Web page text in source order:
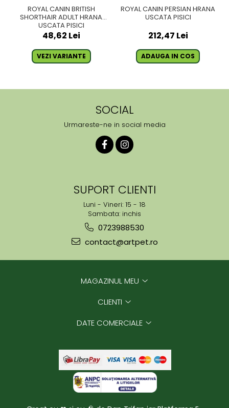
ROYAL CANIN BRITISH
SHORTHAIR ADULT HRANA
USCATA PISICI
48,62 Lei
VEZI VARIANTE
ROYAL CANIN PERSIAN HRANA
USCATA PISICI
212,47 Lei
ADAUGA IN COS
SOCIAL
Urmareste-ne in social media
SUPORT CLIENTI
Luni - Vineri: 15 - 18
Sambata: inchis
0723988530
contact@artpet.ro
MAGAZINUL MEU
CLIENTI
DATE COMERCIALE